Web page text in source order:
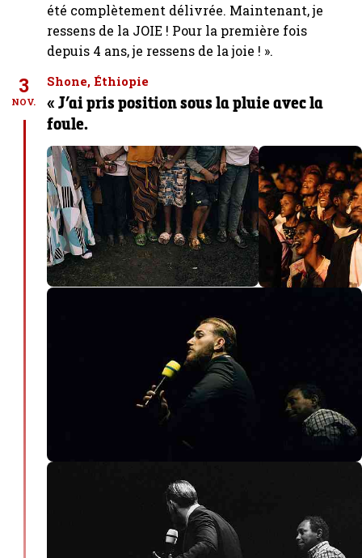
été complètement délivrée. Maintenant, je
ressens de la JOIE ! Pour la première fois
depuis 4 ans, je ressens de la joie ! ».
3
NOV.
Shone, Éthiopie
« J’ai pris position sous la pluie avec la
foule.